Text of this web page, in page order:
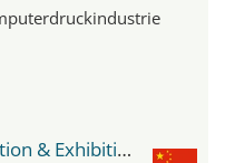
Zhuhai International Convention & Exhibition Center